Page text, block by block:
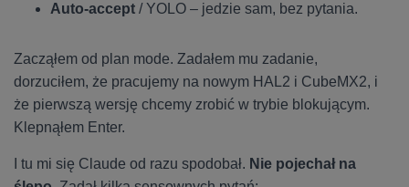
Auto-accept / YOLO – jedzie sam, bez pytania.
Zacząłem od plan mode. Zadałem mu zadanie,
dorzuciłem, że pracujemy na nowym HAL2 i CubeMX2, i
że pierwszą wersję chcemy zrobić w trybie blokującym.
Klepnąłem Enter.
I tu mi się Claude od razu spodobał. Nie pojechał na